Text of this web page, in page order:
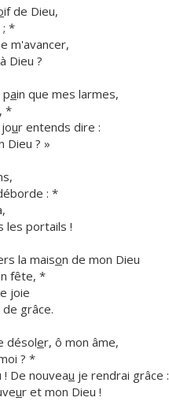
if de Dieu,
; *
m'avancer,
Dieu ?
pain que mes larmes,
*
ur entends dire :
Dieu ? »
: *
les portails !
la maison de mon Dieu
fête, *
joie
de grâce.
désoler, ô mon âme,
? *
De nouveau je rendrai grâce :
ur et mon Dieu !